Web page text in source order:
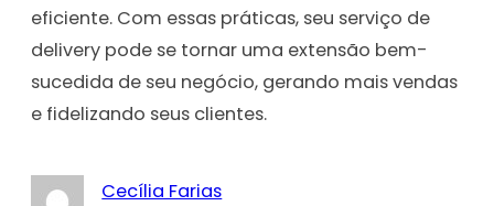
eficiente. Com essas práticas, seu serviço de
delivery pode se tornar uma extensão bem-
sucedida de seu negócio, gerando mais vendas
e fidelizando seus clientes.
Cecília Farias